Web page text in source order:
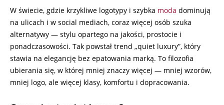
W świecie, gdzie krzykliwe logotypy i szybka moda dominują
na ulicach i w social mediach, coraz więcej osób szuka
alternatywy — stylu opartego na jakości, prostocie i
ponadczasowości. Tak powstał trend „quiet luxury”, który
stawia na elegancję bez epatowania marką. To filozofia
ubierania się, w której mniej znaczy więcej — mniej wzorów,
mniej logo, ale więcej klasy, komfortu i dopracowania.